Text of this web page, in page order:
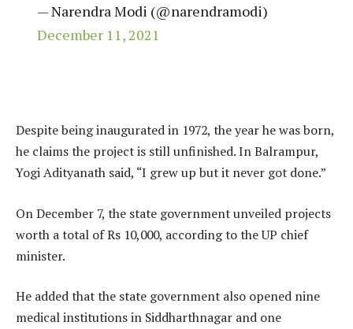
— Narendra Modi (@narendramodi)
December 11, 2021
Despite being inaugurated in 1972, the year he was born,
he claims the project is still unfinished. In Balrampur,
Yogi Adityanath said, “I grew up but it never got done.”
On December 7, the state government unveiled projects
worth a total of Rs 10,000, according to the UP chief
minister.
He added that the state government also opened nine
medical institutions in Siddharthnagar and one